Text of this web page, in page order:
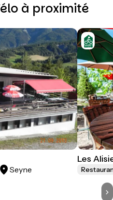
à proximité
Seyne
Les